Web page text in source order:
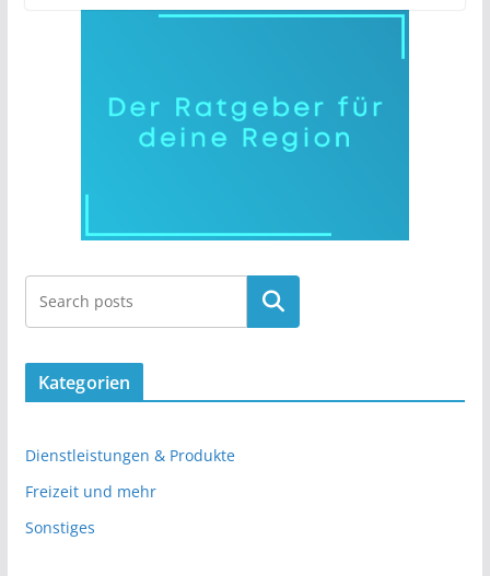
Kategorien
Dienstleistungen & Produkte
Freizeit und mehr
Sonstiges